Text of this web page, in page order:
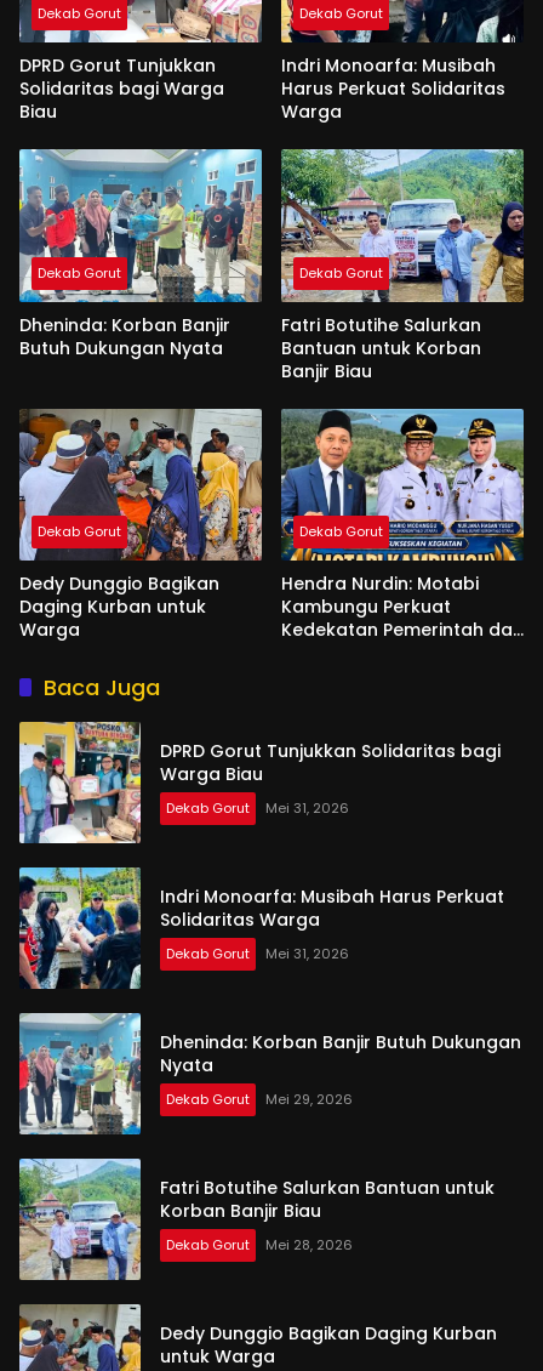
Dekab Gorut
DPRD Gorut Tunjukkan
Solidaritas bagi Warga
Biau
Dekab Gorut
Indri Monoarfa: Musibah
Harus Perkuat Solidaritas
Warga
Dekab Gorut
Dheninda: Korban Banjir
Butuh Dukungan Nyata
Dekab Gorut
Fatri Botutihe Salurkan
Bantuan untuk Korban
Banjir Biau
Dekab Gorut
Dedy Dunggio Bagikan
Daging Kurban untuk
Warga
Dekab Gorut
Hendra Nurdin: Motabi
Kambungu Perkuat
Kedekatan Pemerintah dan
Baca Juga
DPRD Gorut Tunjukkan Solidaritas bagi
Warga Biau
Dekab Gorut Mei 31, 2026
Indri Monoarfa: Musibah Harus Perkuat
Solidaritas Warga
Dekab Gorut Mei 31, 2026
Dheninda: Korban Banjir Butuh Dukungan
Nyata
Dekab Gorut Mei 29, 2026
Fatri Botutihe Salurkan Bantuan untuk
Korban Banjir Biau
Dekab Gorut Mei 28, 2026
Dedy Dunggio Bagikan Daging Kurban
untuk Warga